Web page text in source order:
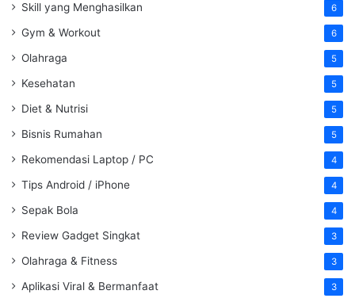
Skill yang Menghasilkan 6
Gym & Workout 6
Olahraga 5
Kesehatan 5
Diet & Nutrisi 5
Bisnis Rumahan 5
Rekomendasi Laptop / PC 4
Tips Android / iPhone 4
Sepak Bola 4
Review Gadget Singkat 3
Olahraga & Fitness 3
Aplikasi Viral & Bermanfaat 3